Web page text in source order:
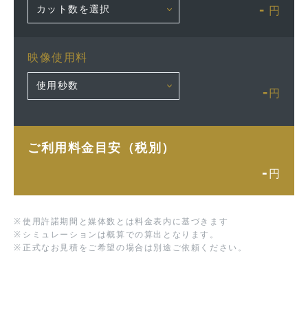
- 円
映像使用料
- 円
ご利用料金目安（税別）
- 円
※ 使用許諾期間と媒体数とは料金表内に基づきます
※ シミュレーションは概算での算出となります。
※ 正式なお見積をご希望の場合は別途ご依頼ください。